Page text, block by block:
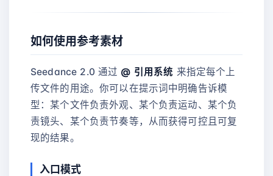
如何使用参考素材
Seedance 2.0 通过 @ 引用系统 来指定每个上
传文件的用途。你可以在提示词中明确告诉模
型：某个文件负责外观、某个负责运动、某个负
责镜头、某个负责节奏等，从而获得可控且可复
现的结果。
入口模式